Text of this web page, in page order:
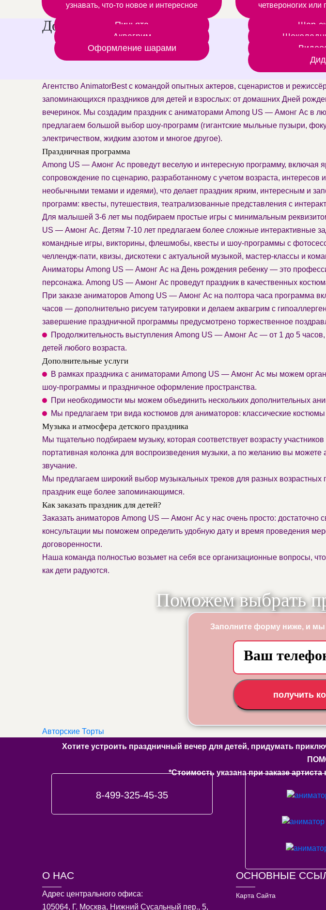
узнавать, что-то новое и интересное
четвероногих или
Дополнительные услуги
Пиньята Шар-
Аквагрим
Оформление шарами
Агентство AnimatorBest с командой опытных актеров, сценаристов и
запоминающихся праздников для детей и взрослых: от домашних Дней
вечеринок. Мы создадим праздник с аниматорами Among US — Амонг Ас в
предлагаем большой выбор шоу-программ (гигантские мыльные пузыри,
электричеством, жидким азотом и многое другое).
Праздничная программа
Among US — Амонг Ас проведут веселую и интересную программу, включая
сопровождение по сценарию, разработанному с учетом возраста, интересов
необычными темами и идеями), что делает праздник ярким, интересным и
программ: квесты, путешествия, театрализованные представления с
Для малышей 3-6 лет мы подбираем простые игры с минимальным
US — Амонг Ас. Детям 7-10 лет предлагаем более сложные интерактивные
командные игры, викторины, флешмобы, квесты и шоу-программы с
челлендж-пати, квизы, дискотеки с актуальной музыкой, мастер-классы и
Аниматоры Among US — Амонг Ас на День рождения ребенку — это
персонажа. Among US — Амонг Ас проведут праздник в качественных
При заказе аниматоров Among US — Амонг Ас на полтора часа программа
часов — дополнительно рисуем татуировки и делаем аквагрим с
завершение праздничной программы предусмотрено торжественное
Продолжительность выступления Among US — Амонг Ас — от 1 до 5
детей любого возраста.
Дополнительные услуги
В рамках праздника с аниматорами Among US — Амонг Ас мы можем
шоу-программы и праздничное оформление пространства.
При необходимости мы можем объединить нескольких дополнительных
Мы предлагаем три вида костюмов для аниматоров: классические
Музыка и атмосфера детского праздника
Мы тщательно подбираем музыку, которая соответствует возрасту
портативная колонка для воспроизведения музыки, а по желанию вы
звучание.
Мы предлагаем широкий выбор музыкальных треков для разных возрастных
праздник еще более запоминающимся.
Как заказать праздник для детей?
Заказать аниматоров Among US — Амонг Ас у нас очень просто: достаточно
консультации мы поможем определить удобную дату и время проведения
договоренности.
Наша команда полностью возьмет на себя все организационные вопросы,
как дети радуются.
Поможем выбрать
Заполните форму ниже, и
получить
Авторские Торты
Хотите устроить праздничный вечер для детей, придумать
*Стоимость указана при заказе
8-499-325-45-35
О НАС
Адрес центрального офиса:
105064, Г. Москва, Нижний Сусальный пер., 5,
ОСНОВНЫЕ
Карта Сайта